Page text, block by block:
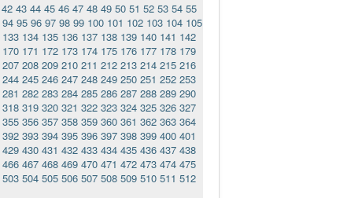
42 43 44 45 46 47 48 49 50 51 52 53 54 55
94 95 96 97 98 99 100 101 102 103 104 105
133 134 135 136 137 138 139 140 141 142
170 171 172 173 174 175 176 177 178 179
207 208 209 210 211 212 213 214 215 216
244 245 246 247 248 249 250 251 252 253
281 282 283 284 285 286 287 288 289 290
318 319 320 321 322 323 324 325 326 327
355 356 357 358 359 360 361 362 363 364
392 393 394 395 396 397 398 399 400 401
429 430 431 432 433 434 435 436 437 438
466 467 468 469 470 471 472 473 474 475
503 504 505 506 507 508 509 510 511 512